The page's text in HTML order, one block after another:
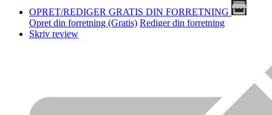
OPRET/REDIGER GRATIS DIN FORRETNING
Opret din forretning (Gratis) Rediger din forretning
Skriv review